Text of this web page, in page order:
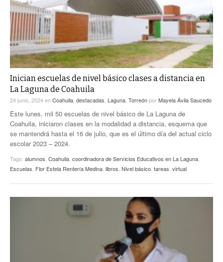
Inician escuelas de nivel básico clases a distancia en
La Laguna de Coahuila
24 junio, 2024enCoahuila, destacadas, Laguna, TorreónporMayela Ávila Saucedo
Este lunes, mil 50 escuelas de nivel básico de La Laguna de
Coahuila, iniciaron clases en la modalidad a distancia, esquema que
se mantendrá hasta el 16 de julio, que es el último día del actual ciclo
escolar 2023 – 2024.
Tags: alumnos, Coahuila, coordinadora de Servicios Educativos en La Laguna,
Escuelas, Flor Estela Rentería Medina, libros, Nivel básico, tareas, virtual